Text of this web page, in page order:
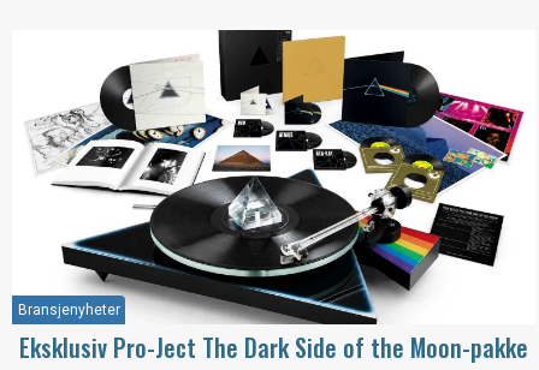
Bransjenyheter
Eksklusiv Pro-Ject The Dark Side of the Moon-pakke